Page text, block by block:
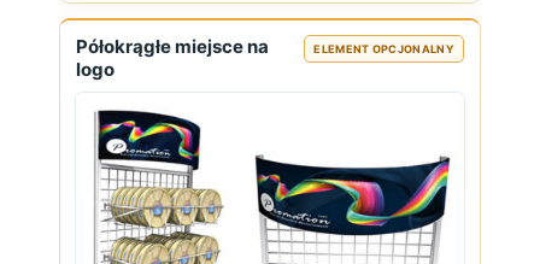
Półokrągłe miejsce na
logo
ELEMENT OPCJONALNY